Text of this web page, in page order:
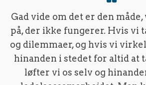
Gad vide om det er den
på, der ikke fungerer. Hvis vi
og dilemmaer, og hvis vi
hinanden i stedet for altid at
løfter vi os selv og